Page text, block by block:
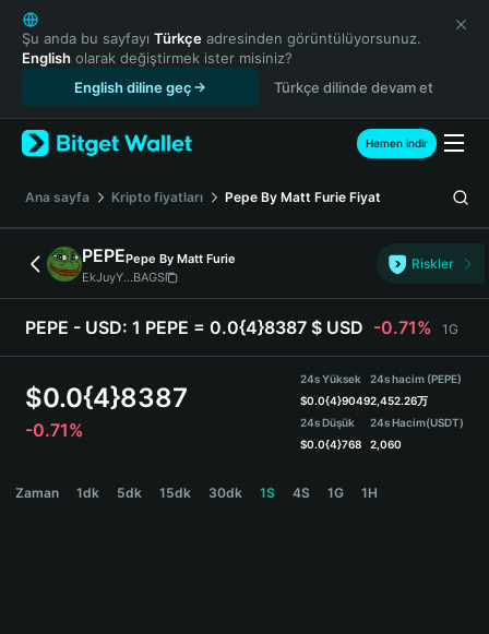
English
日本語
Tiếng Việt
Español (Latinoamérica)
Türkçe
Français
Deutsch
简体中文
繁體中文
Português (Portugal)
Bahasa Indonesia
ภาษาไทย
Español
Español (Argentina)
Şu anda bu sayfayı Türkçe adresinden görüntülüyorsunuz.
English olarak değiştirmek ister misiniz?
English diline geç
Türkçe dilinde devam et
Hemen indir
Ana sayfa Kripto fiyatları Pepe By Matt Furie Fiyat
PEPEPepe By Matt Furie
EkJuyY...BAGS
Riskler
PEPE - USD: 1 PEPE = 0.0{4}8387 $ USD -0.71% 1G
$0.0{4}8387
-0.71%
24s Yüksek
$0.0{4}9049
24s Düşük
$0.0{4}768
24s hacim (PEPE)
2,452.26万
24s Hacim(USDT)
2,060
Zaman 1dk 5dk 15dk 30dk 1S 4S 1G 1H